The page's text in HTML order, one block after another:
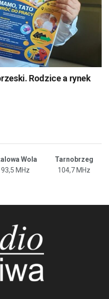
Rodzice a rynek
Wola
Tarnobrzeg
93,5 MHz 104,7 MHz